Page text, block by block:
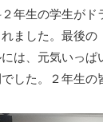
年生の学生が
ました。最後
は、元気いっ
した。２年生の